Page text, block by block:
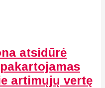
atsidūrė
artimųjų vertę